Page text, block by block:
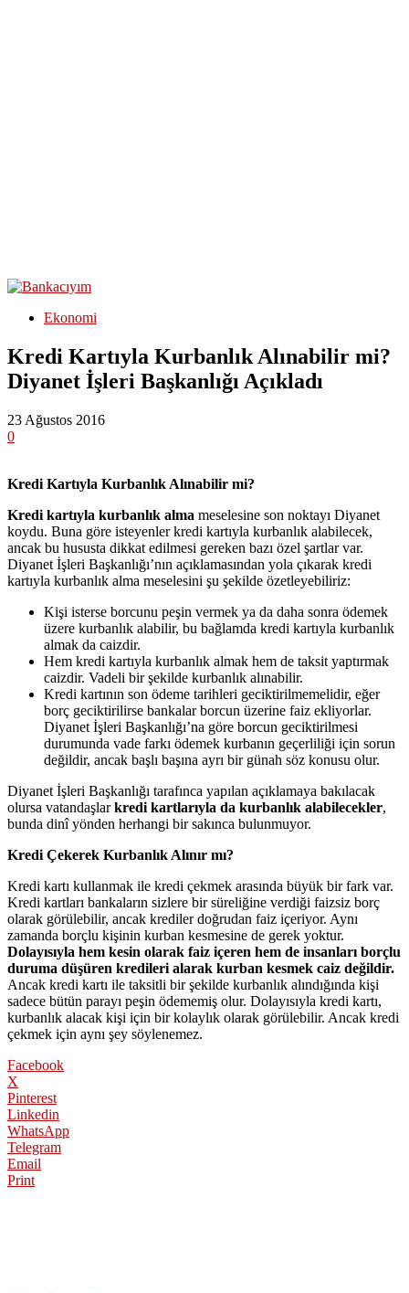
Ekonomi
Kredi Kartıyla Kurbanlık Alınabilir mi?
Diyanet İşleri Başkanlığı Açıkladı
23 Ağustos 2016
0
Kredi Kartıyla Kurbanlık Alınabilir mi?
Kredi kartıyla kurbanlık alma meselesine son noktayı Diyanet
koydu. Buna göre isteyenler kredi kartıyla kurbanlık alabilecek,
ancak bu hususta dikkat edilmesi gereken bazı özel şartlar var.
Diyanet İşleri Başkanlığı’nın açıklamasından yola çıkarak kredi
kartıyla kurbanlık alma meselesini şu şekilde özetleyebiliriz:
Kişi isterse borcunu peşin vermek ya da daha sonra ödemek
üzere kurbanlık alabilir, bu bağlamda kredi kartıyla kurbanlık
almak da caizdir.
Hem kredi kartıyla kurbanlık almak hem de taksit yaptırmak
caizdir. Vadeli bir şekilde kurbanlık alınabilir.
Kredi kartının son ödeme tarihleri geciktirilmemelidir, eğer
borç geciktirilirse bankalar borcun üzerine faiz ekliyorlar.
Diyanet İşleri Başkanlığı’na göre borcun geciktirilmesi
durumunda vade farkı ödemek kurbanın geçerliliği için sorun
değildir, ancak başlı başına ayrı bir günah söz konusu olur.
Diyanet İşleri Başkanlığı tarafınca yapılan açıklamaya bakılacak
olursa vatandaşlarkredi kartlarıyla da kurbanlık alabilecekler,
bunda dinî yönden herhangi bir sakınca bulunmuyor.
Kredi Çekerek Kurbanlık Alınır mı?
Kredi kartı kullanmak ile kredi çekmek arasında büyük bir fark var.
Kredi kartları bankaların sizlere bir süreliğine verdiği faizsiz borç
olarak görülebilir, ancak krediler doğrudan faiz içeriyor. Aynı
zamanda borçlu kişinin kurban kesmesine de gerek yoktur.
Dolayısıyla hem kesin olarak faiz içeren hem de insanları borçlu
duruma düşüren kredileri alarak kurban kesmek caiz değildir.
Ancak kredi kartı ile taksitli bir şekilde kurbanlık alındığında kişi
sadece bütün parayı peşin ödememiş olur. Dolayısıyla kredi kartı,
kurbanlık alacak kişi için bir kolaylık olarak görülebilir. Ancak kredi
çekmek için aynı şey söylenemez.
Facebook
X
Pinterest
Linkedin
WhatsApp
Telegram
Email
Print